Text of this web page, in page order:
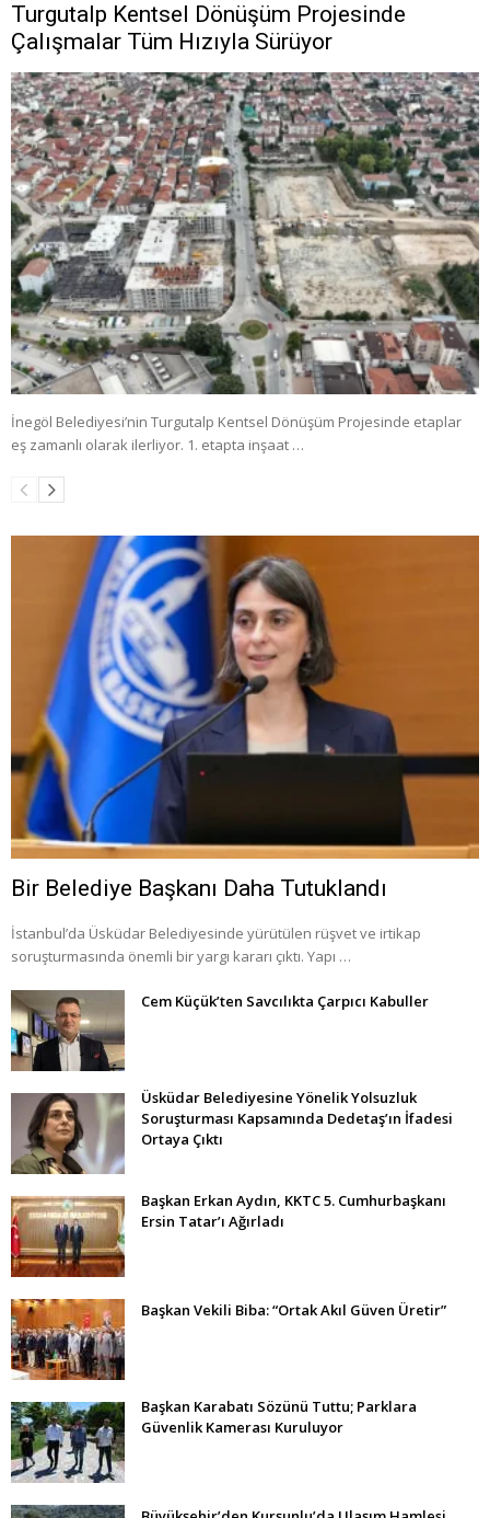
Turgutalp Kentsel Dönüşüm Projesinde
Çalışmalar Tüm Hızıyla Sürüyor
İnegöl Belediyesi’nin Turgutalp Kentsel Dönüşüm Projesinde etaplar
eş zamanlı olarak ilerliyor. 1. etapta inşaat …
Bir Belediye Başkanı Daha Tutuklandı
İstanbul’da Üsküdar Belediyesinde yürütülen rüşvet ve irtikap
soruşturmasında önemli bir yargı kararı çıktı. Yapı …
Cem Küçük’ten Savcılıkta Çarpıcı Kabuller
Üsküdar Belediyesine Yönelik Yolsuzluk
Soruşturması Kapsamında Dedetaş’ın İfadesi
Ortaya Çıktı
Başkan Erkan Aydın, KKTC 5. Cumhurbaşkanı
Ersin Tatar’ı Ağırladı
Başkan Vekili Biba: “Ortak Akıl Güven Üretir”
Başkan Karabatı Sözünü Tuttu; Parklara
Güvenlik Kamerası Kuruluyor